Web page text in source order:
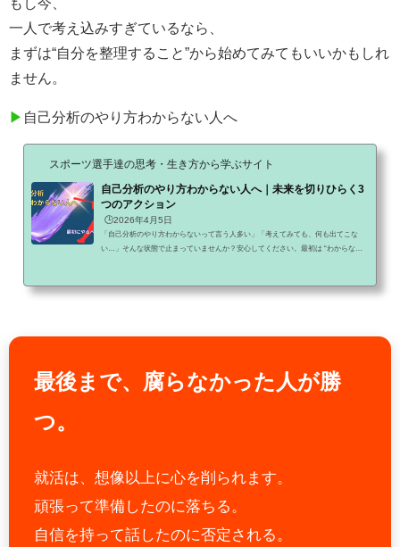
一人で考え込みすぎているなら、
まずは“自分を整理すること”から始めてみてもいいかもしれ
ません。
▶ 自己分析のやり方わからない人へ
スポーツ選手達の思考・生き方から学ぶサイト
自己分析のやり方わからない人へ｜未来を切りひらく3
つのアクション
🕒️2026年4月5日
「自己分析のやり方わからないって言う人多い」「考えてみても、何も出てこな
い…」そんな状態で止まっていませんか？安心してください。最初は “わからない
最後まで、腐らなかった人が勝
つ。
就活は、想像以上に心を削られます。
頑張って準備したのに落ちる。
自信を持って話したのに否定される。